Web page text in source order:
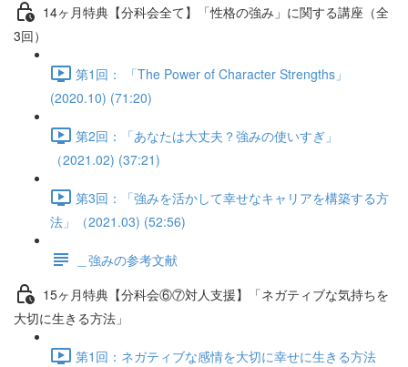
14ヶ月特典【分科会全て】「性格の強み」に関する講座（全
3回）
第1回： 「The Power of Character Strengths」
(2020.10) (71:20)
第2回：「あなたは大丈夫？強みの使いすぎ」
（2021.02) (37:21)
第3回：「強みを活かして幸せなキャリアを構築する方
法」（2021.03) (52:56)
＿強みの参考文献
15ヶ月特典【分科会⑥⑦対人支援】「ネガティブな気持ちを
大切に生きる方法」
第1回：ネガティブな感情を大切に幸せに生きる方法